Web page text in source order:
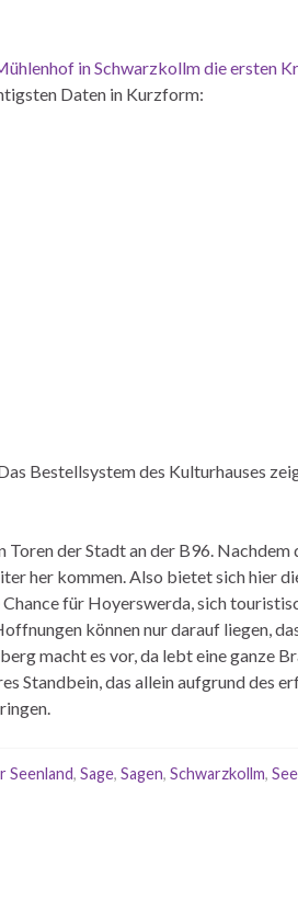
in Schwarzkollm die ersten
Daten in Kurzform:
Bestellsystem des Kulturhauses
der Stadt an der B96.
her kommen. Also bietet sich
für Hoyerswerda, sich
können nur darauf liegen,
macht es vor, da lebt eine
Standbein, das allein aufgrund
Seenland, Sage, Sagen, Schwarzkollm,